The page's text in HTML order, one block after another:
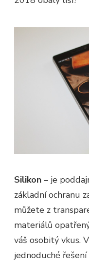
Silikon – je
základní ochranu
můžete z
materiálů
váš osobitý vkus.
jednoduché